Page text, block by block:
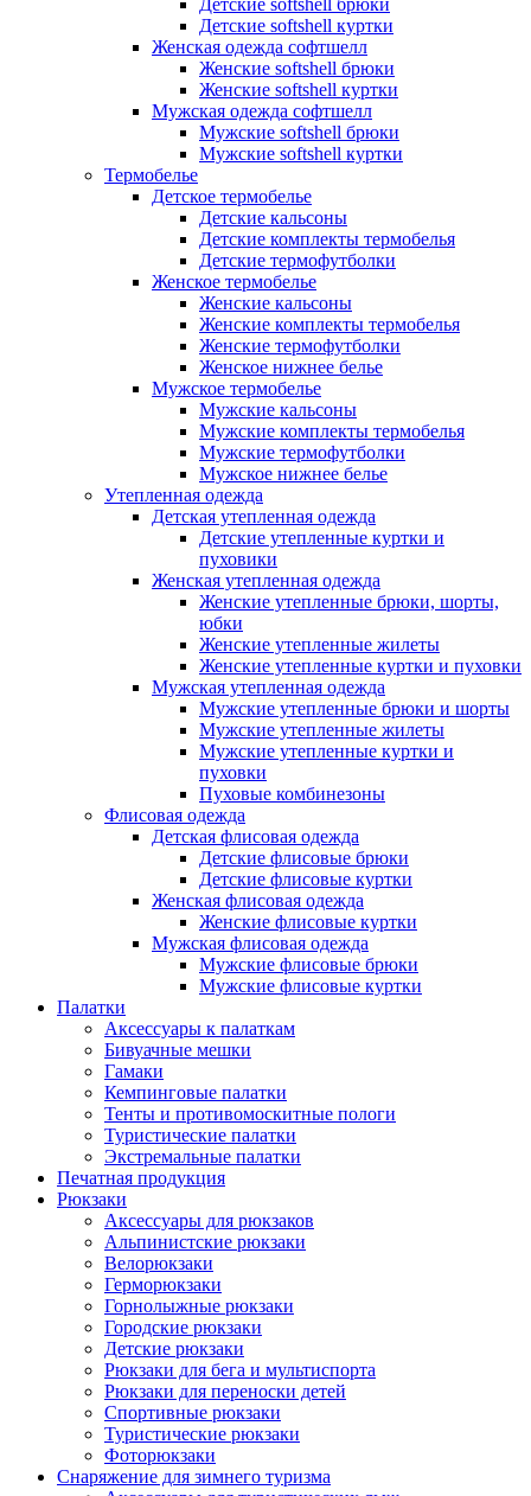
Детские softshell брюки
Детские softshell куртки
Женская одежда софтшелл
Женские softshell брюки
Женские softshell куртки
Мужская одежда софтшелл
Мужские softshell брюки
Мужские softshell куртки
Термобелье
Детское термобелье
Детские кальсоны
Детские комплекты термобелья
Детские термофутболки
Женское термобелье
Женские кальсоны
Женские комплекты термобелья
Женские термофутболки
Женское нижнее белье
Мужское термобелье
Мужские кальсоны
Мужские комплекты термобелья
Мужские термофутболки
Мужское нижнее белье
Утепленная одежда
Детская утепленная одежда
Детские утепленные куртки и
пуховики
Женская утепленная одежда
Женские утепленные брюки, шорты,
юбки
Женские утепленные жилеты
Женские утепленные куртки и пуховки
Мужская утепленная одежда
Мужские утепленные брюки и шорты
Мужские утепленные жилеты
Мужские утепленные куртки и
пуховки
Пуховые комбинезоны
Флисовая одежда
Детская флисовая одежда
Детские флисовые брюки
Детские флисовые куртки
Женская флисовая одежда
Женские флисовые куртки
Мужская флисовая одежда
Мужские флисовые брюки
Мужские флисовые куртки
Палатки
Аксессуары к палаткам
Бивуачные мешки
Гамаки
Кемпинговые палатки
Тенты и противомоскитные пологи
Туристические палатки
Экстремальные палатки
Печатная продукция
Рюкзаки
Аксессуары для рюкзаков
Альпинистские рюкзаки
Велорюкзаки
Герморюкзаки
Горнолыжные рюкзаки
Городские рюкзаки
Детские рюкзаки
Рюкзаки для бега и мультиспорта
Рюкзаки для переноски детей
Спортивные рюкзаки
Туристические рюкзаки
Фоторюкзаки
Снаряжение для зимнего туризма